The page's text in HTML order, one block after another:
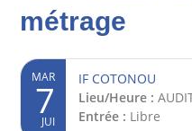
métrage
MAR
7
JUI
IF COTONOU
Lieu/Heure :
Entrée : Libre